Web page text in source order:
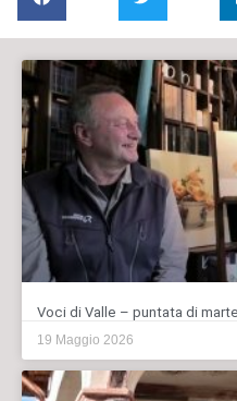
Voci di Valle – puntata di
19 Maggio 2026